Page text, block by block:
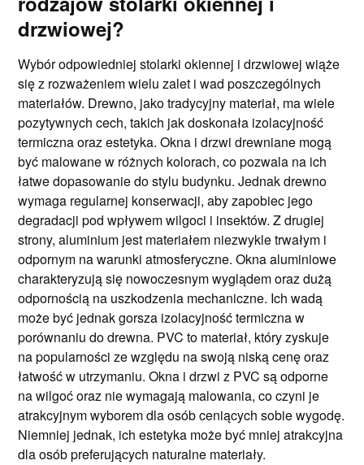
drzwiowej?
Wybór odpowiedniej stolarki okiennej i drzwiowej wiąże
się z rozważeniem wielu zalet i wad poszczególnych
materiałów. Drewno, jako tradycyjny materiał, ma wiele
pozytywnych cech, takich jak doskonała izolacyjność
termiczna oraz estetyka. Okna i drzwi drewniane mogą
być malowane w różnych kolorach, co pozwala na ich
łatwe dopasowanie do stylu budynku. Jednak drewno
wymaga regularnej konserwacji, aby zapobiec jego
degradacji pod wpływem wilgoci i insektów. Z drugiej
strony, aluminium jest materiałem niezwykle trwałym i
odpornym na warunki atmosferyczne. Okna aluminiowe
charakteryzują się nowoczesnym wyglądem oraz dużą
odpornością na uszkodzenia mechaniczne. Ich wadą
może być jednak gorsza izolacyjność termiczna w
porównaniu do drewna. PVC to materiał, który zyskuje
na popularności ze względu na swoją niską cenę oraz
łatwość w utrzymaniu. Okna i drzwi z PVC są odporne
na wilgoć oraz nie wymagają malowania, co czyni je
atrakcyjnym wyborem dla osób ceniących sobie wygodę.
Niemniej jednak, ich estetyka może być mniej atrakcyjna
dla osób preferujących naturalne materiały.